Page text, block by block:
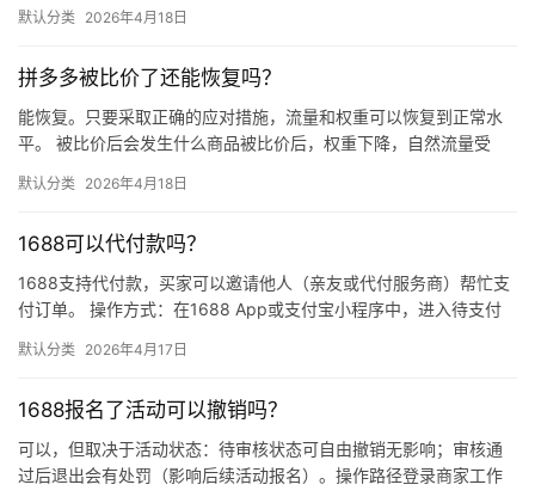
评少、…
默认分类 2026年4月18日
拼多多被比价了还能恢复吗？
能恢复。只要采取正确的应对措施，流量和权重可以恢复到正常水
平。 被比价后会发生什么商品被比价后，权重下降，自然流量受
网价格…
默认分类 2026年4月18日
1688可以代付款吗？
1688支持代付款，买家可以邀请他人（亲友或代付服务商）帮忙支
付订单。 操作方式：在1688 App或支付宝小程序中，进入待支付
默认分类 2026年4月17日
1688报名了活动可以撤销吗？
可以，但取决于活动状态：待审核状态可自由撤销无影响；审核通
过后退出会有处罚（影响后续活动报名）。操作路径登录商家工作